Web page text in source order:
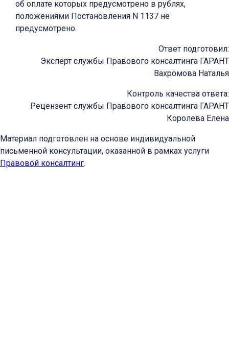
об оплате которых предусмотрено в рублях,
положениями Постановления N 1137 не
предусмотрено.
Ответ подготовил:
Эксперт службы Правового консалтинга ГАРАНТ
Вахромова Наталья
Контроль качества ответа:
Рецензент службы Правового консалтинга ГАРАНТ
Королева Елена
Материал подготовлен на основе индивидуальной
письменной консультации, оказанной в рамках услуги
Правовой консалтинг.